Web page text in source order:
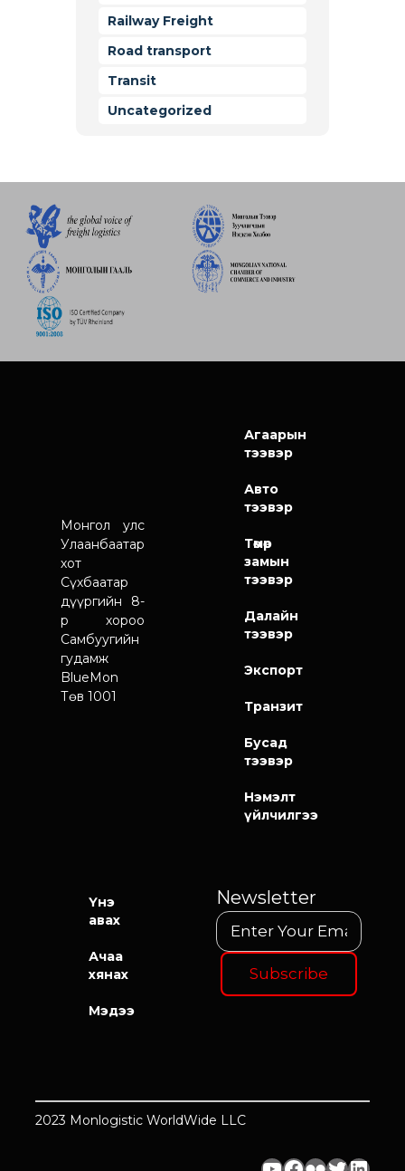
Railway Freight
Road transport
Transit
Uncategorized
Монгол улс
Улаанбаатар
хот
Сүхбаатар
дүүргийн 8-
р хороо
Самбуугийн
гудамж
BlueMon
Төв 1001
Агаарын
тээвэр
Авто
тээвэр
Төмөр
замын
тээвэр
Далайн
тээвэр
Экспорт
Транзит
Бусад
тээвэр
Нэмэлт
үйлчилгээ
Үнэ
авах
Ачаа
хянах
Мэдээ
Newsletter
2023 Monlogistic WorldWide LLC